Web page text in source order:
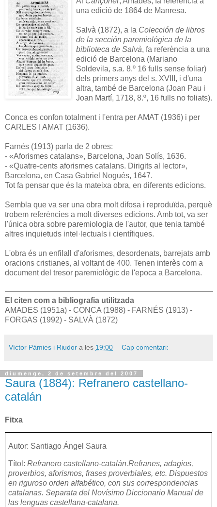
una edició de 1864 de Manresa.
Salvà (1872), a la Colección de libros
de la sección paremiológica de la
biblioteca de Salvà, fa referència a una
edició de Barcelona (Mariano
Soldevila, s.a. 8.º 16 fulls sense foliar)
dels primers anys del s. XVIII, i d'una
altra, també de Barcelona (Joan Pau i
Joan Martí, 1718, 8.º, 16 fulls no foliats).
Conca es confon totalment i l'entra per AMAT (1936) i per
CARLES I AMAT (1636).
Farnés (1913) parla de 2 obres:
- «Aforismes catalans», Barcelona, Joan Solís, 1636.
- «Quatre-cents aforismes catalans. Dirigits al lector»,
Barcelona, en Casa Gabriel Nogués, 1647.
Tot fa pensar que és la mateixa obra, en diferents edicions.
Sembla que va ser una obra molt difosa i reproduïda, perquè
trobem referències a molt diverses edicions. Amb tot, va ser
l'única obra sobre paremiologia de l'autor, que tenia també
altres inquietuds intel·lectuals i científiques.
L'obra és un enfilall d'aforismes, desordenats, barrejats amb
oracions cristianes, al voltant de 400. Tenen interès com a
document del tresor paremiològic de l'epoca a Barcelona.
El citen com a bibliografia utilitzada
AMADES (1951a) - CONCA (1988) - FARNÉS (1913) -
FORGAS (1992) - SALVÀ (1872)
Víctor Pàmies i Riudor a les 19:00 Cap comentari:
diumenge, 2 de setembre del 2007
Saura (1884): Refranero castellano-
catalán
Fitxa
Autor: Santiago Ángel Saura
Títol: Refranero castellano-catalán.Refranes, adagios,
proverbios, aforismos, frases proverbiales, etc. Dispuestos
en riguroso orden alfabético, con sus correspondencias
catalanas. Separata del Novísimo Diccionario Manual de
las lenguas castellana-catalana.